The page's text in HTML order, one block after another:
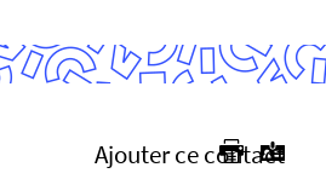
Ajouter ce contact